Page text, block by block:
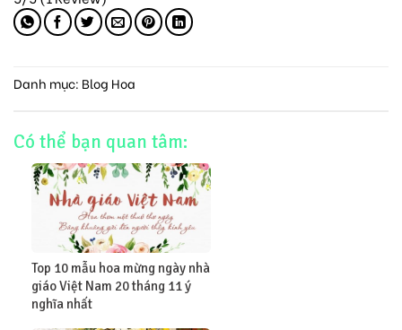
Danh mục: Blog Hoa
Có thể bạn quan tâm:
Top 10 mẫu hoa mừng ngày nhà
giáo Việt Nam 20 tháng 11 ý
nghĩa nhất